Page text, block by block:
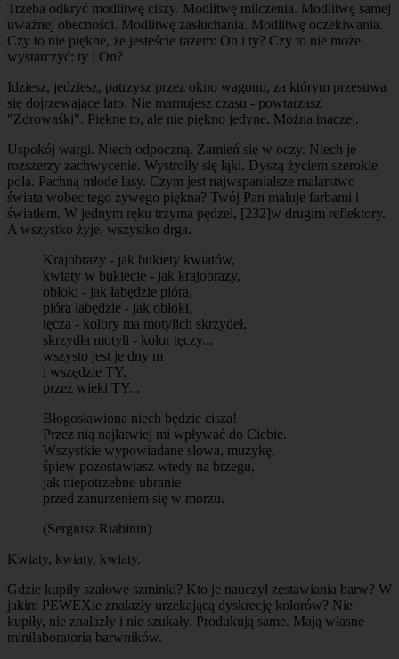
Trzeba odkryć modlitwę ciszy. Modlitwę milczenia. Modlitwę samej
uważnej obecności. Modlitwę zasłuchania. Modlitwę oczekiwania.
Czy to nie piękne, że jesteście razem: On i ty? Czy to nie może
wystarczyć: ty i On?
Idziesz, jedziesz, patrzysz przez okno wagonu, za którym przesuwa
się dojrzewające lato. Nie marnujesz czasu - powtarzasz
"Zdrowaśki". Piękne to, ale nie piękno jedyne. Można inaczej.
Uspokój wargi. Niech odpoczną. Zamień się w oczy. Niech je
rozszerzy zachwycenie. Wystroiły się łąki. Dyszą życiem szerokie
pola. Pachną młode lasy. Czym jest najwspanialsze malarstwo
świata wobec tego żywego piękna? Twój Pan maluje farbami i
światłem. W jednym ręku trzyma pędzel, [232]w drugim reflektory.
A wszystko żyje, wszystko drga.
Krajobrazy - jak bukiety kwiatów,
kwiaty w bukiecie - jak krajobrazy,
obłoki - jak łabędzie pióra,
pióra łabędzie - jak obłoki,
tęcza - kolory ma motylich skrzydeł,
skrzydła motyli - kolor tęczy...
wszysto jest je dny m
i wszędzie TY,
przez wieki TY...
Błogosławiona niech będzie cisza!
Przez nią najłatwiej mi wpływać do Ciebie.
Wszystkie wypowiadane słowa, muzykę,
śpiew pozostawiasz wtedy na brzegu,
jak niepotrzebne ubranie
przed zanurzeniem się w morzu.
(Sergiusz Riabinin)
Kwiaty, kwiaty, kwiaty.
Gdzie kupiły szałowe szminki? Kto je nauczył zestawiania barw? W
jakim PEWEXie znalazły urzekającą dyskrecję kolorów? Nie
kupiły, nie znalazły i nie szukały. Produkują same. Mają własne
minilaboratoria barwników.